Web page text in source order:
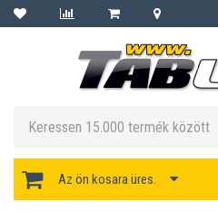
Az ön kosara üres.